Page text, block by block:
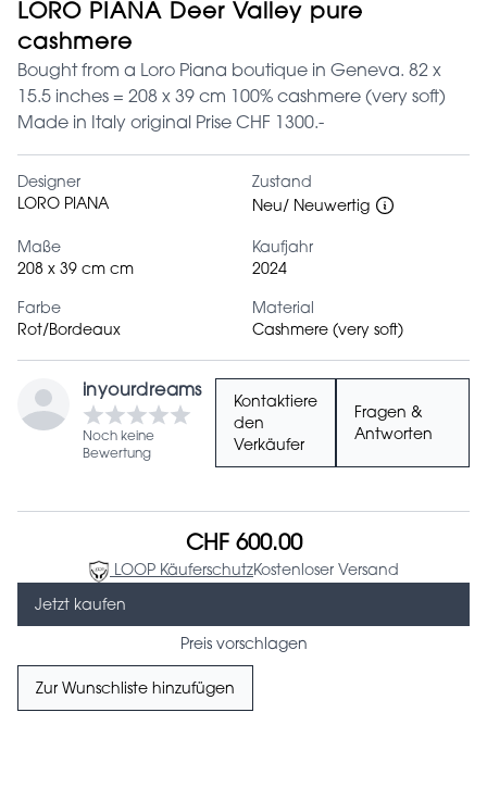
LORO PIANA Deer Valley pure
cashmere
Bought from a Loro Piana boutique in Geneva. 82 x
15.5 inches = 208 x 39 cm 100% cashmere (very soft)
Made in Italy original Prise CHF 1300.-
Designer
LORO PIANA
Zustand
Neu/ Neuwertig
Maße
208 x 39 cm cm
Kaufjahr
2024
Farbe
Rot/Bordeaux
Material
Cashmere (very soft)
inyourdreams
Noch keine
Bewertung
Kontaktiere
den
Verkäufer
Fragen &
Antworten
CHF 600.00
LOOP KäuferschutzKostenloser Versand
Jetzt kaufen
Preis vorschlagen
Zur Wunschliste hinzufügen